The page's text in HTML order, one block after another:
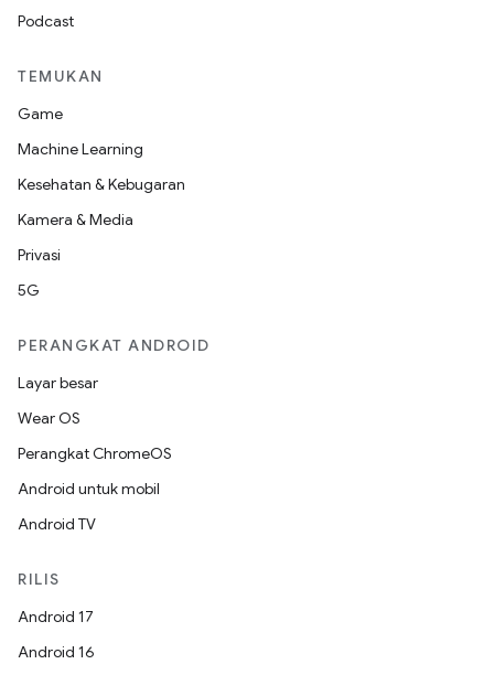
Podcast
TEMUKAN
Game
Machine Learning
Kesehatan & Kebugaran
Kamera & Media
Privasi
5G
PERANGKAT ANDROID
Layar besar
Wear OS
Perangkat ChromeOS
Android untuk mobil
Android TV
RILIS
Android 17
Android 16